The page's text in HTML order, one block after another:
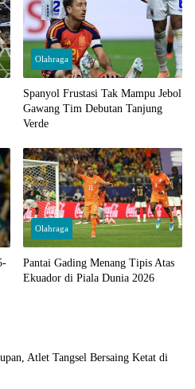
Olahraga
Spanyol Frustasi Tak Mampu Jebol
Gawang Tim Debutan Tanjung
Verde
Olahraga
Pantai Gading Menang Tipis Atas
Ekuador di Piala Dunia 2026
Atlet Tangsel Bersaing Ketat di